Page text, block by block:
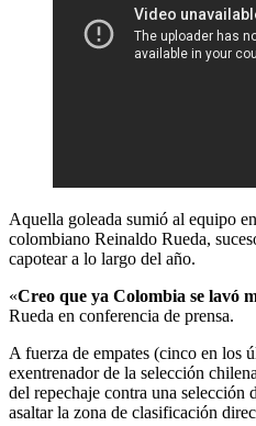
Aquella goleada sumió al equipo
colombiano Reinaldo Rueda,
capotear a lo largo del año.
«Creo que ya Colombia se lavó
Rueda en conferencia de prensa.
A fuerza de empates (cinco en los
exentrenador de la selección
del repechaje contra una selección
asaltar la zona de clasificación